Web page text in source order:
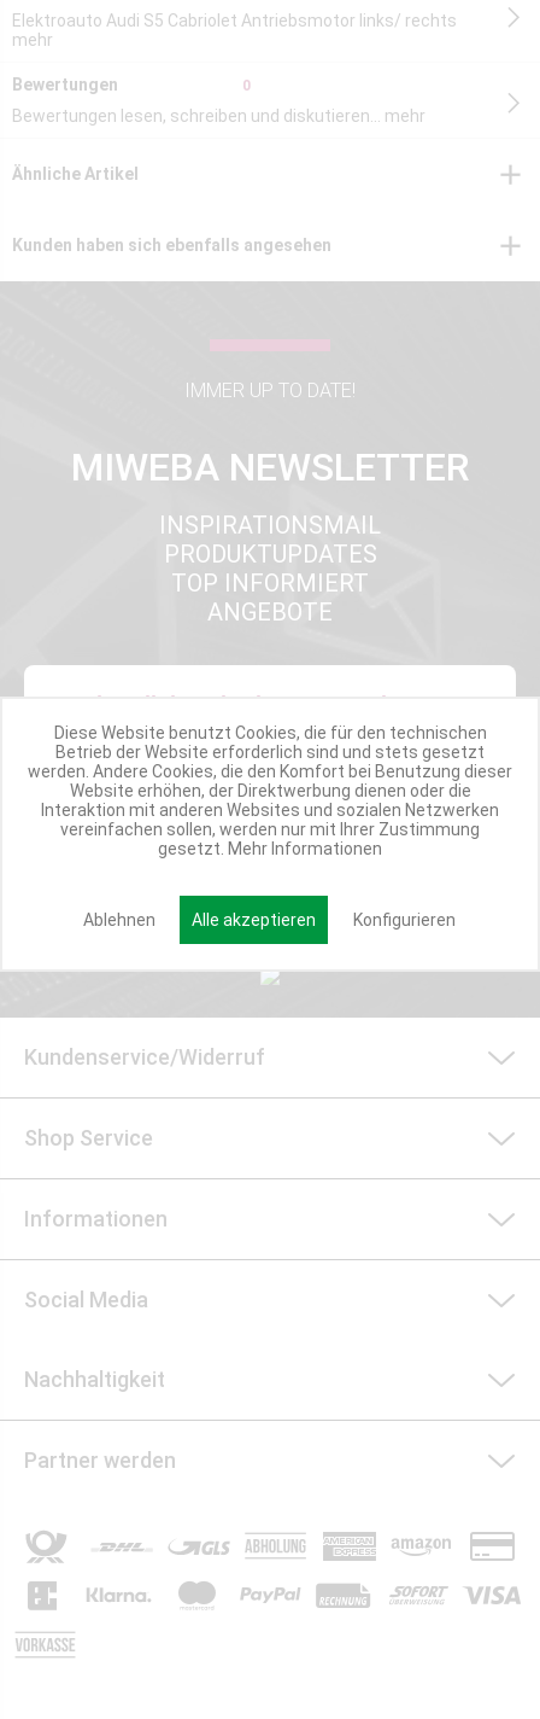
Elektroauto Audi S5 Cabriolet Antriebsmotor links/ rechts
mehr
Bewertungen 0
Bewertungen lesen, schreiben und diskutieren... mehr
Ähnliche Artikel
Kunden haben sich ebenfalls angesehen
IMMER UP TO DATE!
MIWEBA NEWSLETTER
INSPIRATIONSMAIL
PRODUKTUPDATES
TOP INFORMIERT
ANGEBOTE
Werde Teil der Miweba Community!
Verpasse nie wieder exklusive Newsletter-Rabatte und Aktionen
E-MAIL*
Kundenservice/Widerruf
Shop Service
Informationen
Social Media
Nachhaltigkeit
Partner werden
Diese Website benutzt Cookies, die für den technischen
Betrieb der Website erforderlich sind und stets gesetzt
werden. Andere Cookies, die den Komfort bei Benutzung dieser
Website erhöhen, der Direktwerbung dienen oder die
Interaktion mit anderen Websites und sozialen Netzwerken
vereinfachen sollen, werden nur mit Ihrer Zustimmung
gesetzt. Mehr Informationen
Ablehnen Alle akzeptieren Konfigurieren